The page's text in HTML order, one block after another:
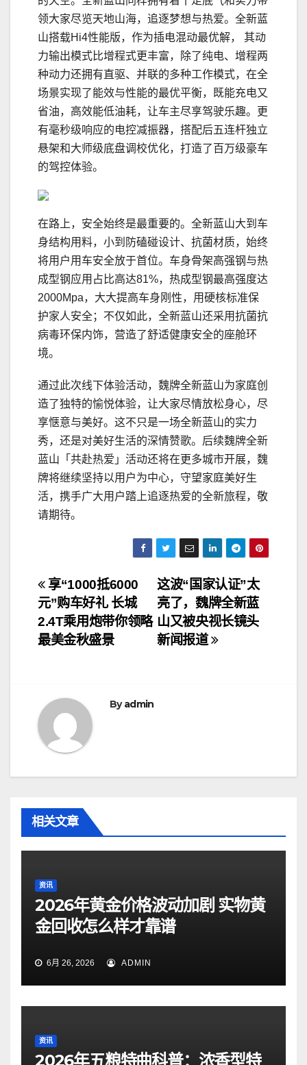
领大家尽览天地山海，追逐梦想与热爱。全新蓝
山搭载Hi4性能版，作为插电混动最优解， 其动
力输出模式比增程式更丰富，除了纯电、增程两
种动力还拥有直驱、并联的多种工作模式，在全
场景实现了能效与性能的最优平衡，既能充电又
省油，高效能低油耗，让车主尽享驾驶乐趣。更
有毫秒级响应的电控减振器，搭配后五连杆独立
悬架和大师级底盘调校优化，打造了百万级豪车
的驾控体验。
在路上，安全始终是最重要的。全新蓝山大到车
身结构用料，小到防磕碰设计、抗菌材质，始终
将用户用车安全放于首位。车身骨架高强钢与热
成型钢应用占比高达81%，热成型钢最高强度达
2000Mpa，大大提高车身刚性，用硬核标准保
护家人安全；不仅如此，全新蓝山还采用抗菌抗
病毒环保内饰，营造了舒适健康安全的座舱环
境。
通过此次线下体验活动，魏牌全新蓝山为家庭创
造了独特的愉悦体验，让大家尽情放松身心，尽
享惬意与美好。这不只是一场全新蓝山的实力
秀，还是对美好生活的深情赞歌。后续魏牌全新
蓝山「共赴热爱」活动还将在更多城市开展，魏
牌将继续坚持以用户为中心，守望家庭美好生
活，携手广大用户踏上追逐热爱的全新旅程，敬
请期待。
文
章
导
这波“国家认证”太
亮了，魏牌全新蓝
山又被央视长镜头
新闻报道
享“1000抵6000
元”购车好礼 长城
2.4T乘用炮带你领略
最美金秋盛景
Byadmin
相关文章
资讯
2026年黄金价格波动加剧 实物黄
金回收怎么样才靠谱
6月 26, 2026 ADMIN
资讯
2026年五粮特曲科普：浓香型特